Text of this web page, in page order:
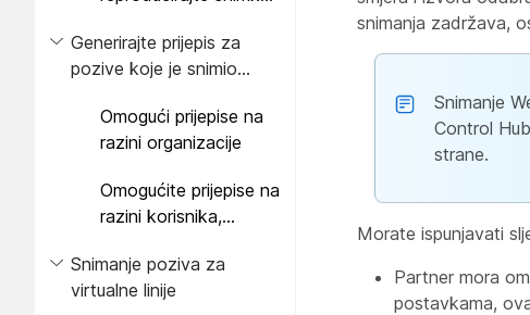
Generirajte prijepis za
pozive koje je snimio
poziva
Omogući prijepise na
razini organizacije
Omogućite prijepise na
razini korisnika,
virtualne linije
Snimanje poziva za
virtualne linije
snimanja zadržava,
Snimanje
Control
strane.
Morate ispunjavati
Partner mora
postavkama,